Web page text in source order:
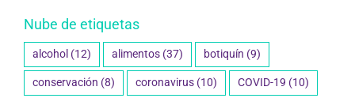
Nube de etiquetas
alcohol (12) alimentos (37) botiquín (9)
conservación (8) coronavirus (10) COVID-19 (10)